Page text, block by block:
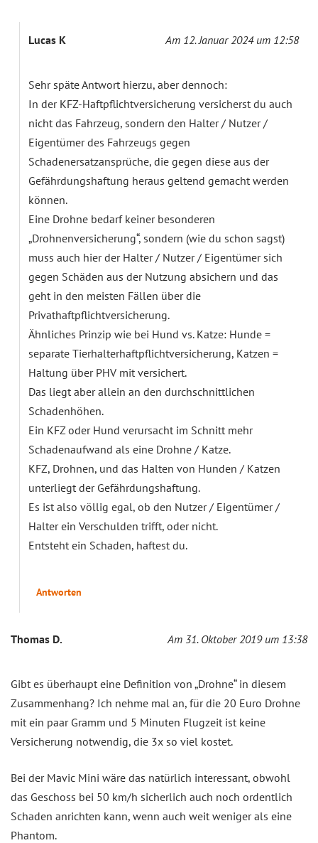
Lucas K Am 12. Januar 2024 um 12:58
Sehr späte Antwort hierzu, aber dennoch:
In der KFZ-Haftpflichtversicherung versicherst du auch
nicht das Fahrzeug, sondern den Halter / Nutzer /
Eigentümer des Fahrzeugs gegen
Schadenersatzansprüche, die gegen diese aus der
Gefährdungshaftung heraus geltend gemacht werden
können.
Eine Drohne bedarf keiner besonderen
„Drohnenversicherung“, sondern (wie du schon sagst)
muss auch hier der Halter / Nutzer / Eigentümer sich
gegen Schäden aus der Nutzung absichern und das
geht in den meisten Fällen über die
Privathaftpflichtversicherung.
Ähnliches Prinzip wie bei Hund vs. Katze: Hunde =
separate Tierhalterhaftpflichtversicherung, Katzen =
Haltung über PHV mit versichert.
Das liegt aber allein an den durchschnittlichen
Schadenhöhen.
Ein KFZ oder Hund verursacht im Schnitt mehr
Schadenaufwand als eine Drohne / Katze.
KFZ, Drohnen, und das Halten von Hunden / Katzen
unterliegt der Gefährdungshaftung.
Es ist also völlig egal, ob den Nutzer / Eigentümer /
Halter ein Verschulden trifft, oder nicht.
Entsteht ein Schaden, haftest du.
Antworten
Thomas D. Am 31. Oktober 2019 um 13:38
Gibt es überhaupt eine Definition von „Drohne“ in diesem
Zusammenhang? Ich nehme mal an, für die 20 Euro Drohne
mit ein paar Gramm und 5 Minuten Flugzeit ist keine
Versicherung notwendig, die 3x so viel kostet.
Bei der Mavic Mini wäre das natürlich interessant, obwohl
das Geschoss bei 50 km/h sicherlich auch noch ordentlich
Schaden anrichten kann, wenn auch weit weniger als eine
Phantom.